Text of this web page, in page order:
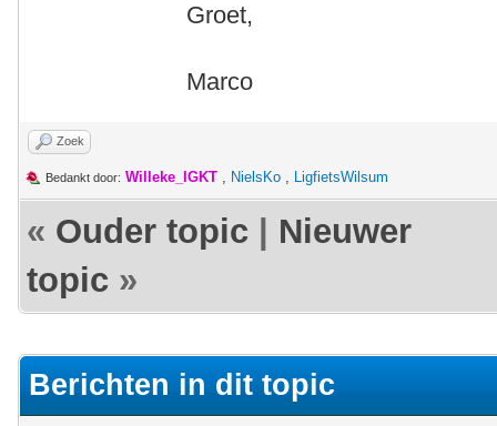
Groet,
Marco
Zoek
Bedankt door: Willeke_IGKT , NielsKo , LigfietsWilsum
« Ouder topic
Nieuwer
topic »
Berichten in dit topic